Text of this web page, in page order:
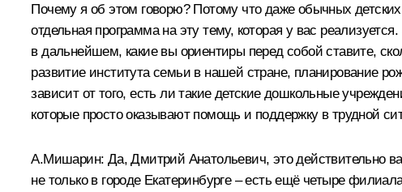
Почему я об этом говорю? Потому что даже обычных
отдельная программа на эту тему, которая у вас
в дальнейшем, какие вы ориентиры перед собой ставите,
развитие института семьи в нашей стране, планирование
зависит от того, есть ли такие детские дошкольные
которые просто оказывают помощь и поддержку в трудной
А.Мишарин: Да, Дмитрий Анатольевич, это действительно
не только в городе Екатеринбурге – есть ещё четыре